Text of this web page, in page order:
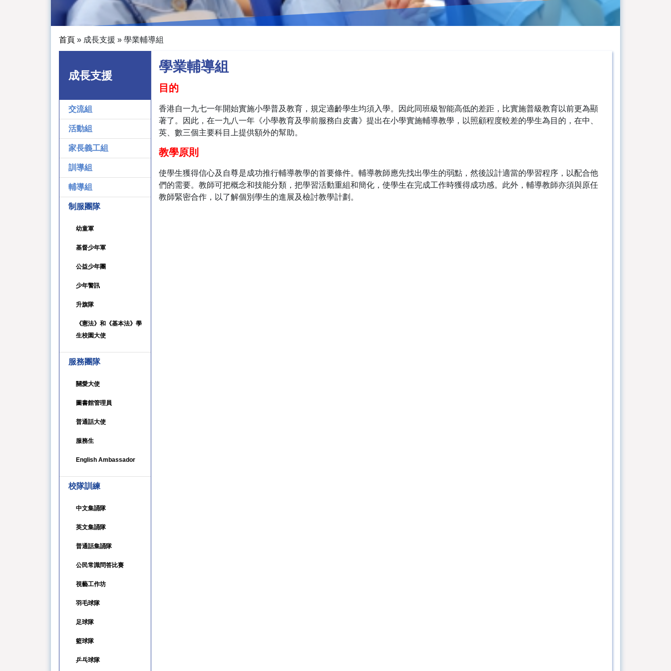
首頁 » 成長支援 » 學業輔導組
成長支援
交流組
活動組
家長義工組
訓導組
輔導組
制服團隊
幼童軍
基督少年軍
公益少年團
少年警訊
升旗隊
《憲法》和《基本法》學
生校園大使
服務團隊
關愛大使
圖書館管理員
普通話大使
服務生
English Ambassador
校隊訓練
中文集誦隊
英文集誦隊
普通話集誦隊
公民常識問答比賽
視藝工作坊
羽毛球隊
足球隊
籃球隊
乒乓球隊
學業輔導組
目的
香港自一九七一年開始實施小學普及教育，規定適齡學生均須入學。因此同班級智能高低的差距，比實施普級教育以前更為顯
著了。因此，在一九八一年《小學教育及學前服務白皮書》提出在小學實施輔導教學，以照顧程度較差的學生為目的，在中、
英、數三個主要科目上提供額外的幫助。
教學原則
使學生獲得信心及自尊是成功推行輔導教學的首要條件。輔導教師應先找出學生的弱點，然後設計適當的學習程序，以配合他
們的需要。教師可把概念和技能分類，把學習活動重組和簡化，使學生在完成工作時獲得成功感。此外，輔導教師亦須與原任
教師緊密合作，以了解個別學生的進展及檢討教學計劃。